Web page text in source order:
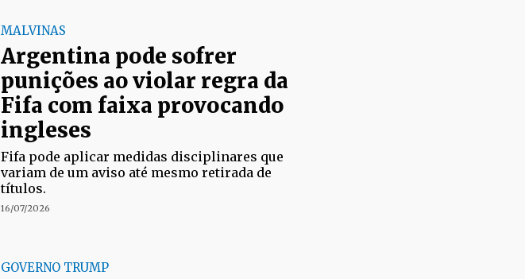
MALVINAS
Argentina pode sofrer
punições ao violar regra da
Fifa com faixa provocando
ingleses
Fifa pode aplicar medidas disciplinares que
variam de um aviso até mesmo retirada de
títulos.
16/07/2026
GOVERNO TRUMP